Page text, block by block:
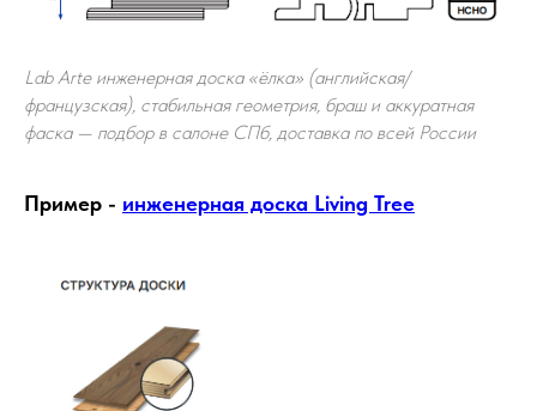
Lab Arte инженерная доска «ёлка» (английская/
французская), стабильная геометрия, браш и аккуратная
фаска — подбор в салоне СПб, доставка по всей России
Пример - инженерная доска Living Tree